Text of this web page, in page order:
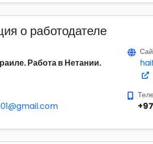
о работодателе
Работа в Нетании.